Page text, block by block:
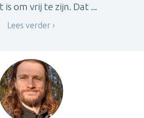
is om vrij te zijn. Dat ...
Lees verder